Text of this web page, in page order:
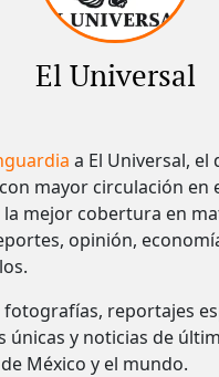
El Universal
a El Universal, el
mayor circulación en
la mejor cobertura en
opinión,
fotografías, reportajes
únicas y noticias de
México y el mundo.